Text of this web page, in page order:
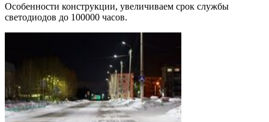
Особенности конструкции, увеличиваем срок службы
светодиодов до 100000 часов.